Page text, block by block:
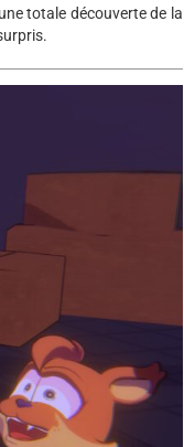
totale découverte de la